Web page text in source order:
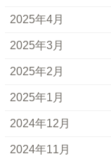
2025年4月
2025年3月
2025年2月
2025年1月
2024年12月
2024年11月